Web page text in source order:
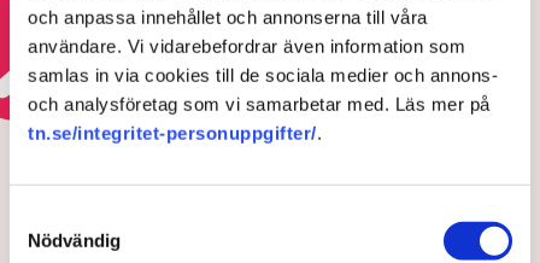
och anpassa innehållet och annonserna till våra
användare. Vi vidarebefordrar även information som
samlas in via cookies till de sociala medier och annons-
och analysföretag som vi samarbetar med. Läs mer på
tn.se/integritet-personuppgifter/.
Nödvändig
Läs mer om bristerna i infrastrukturen
HOTEN MOT ÄGANDERÄTTEN
Grimsås: ”Flera har gripits
och avlägsnats”